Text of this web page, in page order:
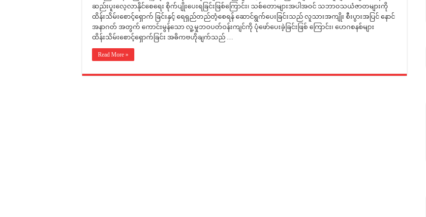
ဆည်းပူးလေ့လာနိုင်စေရေး စိုက်ပျိုးပေးရခြင်းဖြစ်ကြောင်း၊ သစ်တောများအပါအဝင် သဘာဝသယံဇာတများကို
ထိန်းသိမ်းစောင့်ရှောက် ခြင်းနှင့် ရေရှည်တည်တံ့စေရန် ဆောင်ရွက်ပေးခြင်းသည် လူသားအကျိုး စီးပွားအပြင် နောင်
အနာဂတ် အတွက် ကောင်းမွန်သော လူ့မှုဘဝပတ်ဝန်းကျင်ကို ပုံဖော်ပေးခဲ့ခြင်းဖြစ် ကြောင်း၊ ဟေဂစနစ်များ
ထိန်းသိမ်းစောင့်ရှောက်ခြင်း အဓိကဗဟိုချက်သည် …
Read More »